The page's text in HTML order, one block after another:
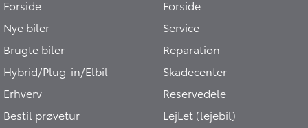
Forside
Nye biler
Brugte biler
Hybrid/Plug-in/Elbil
Erhverv
Bestil prøvetur
Forside
Service
Reparation
Skadecenter
Reservedele
LejLet (lejebil)